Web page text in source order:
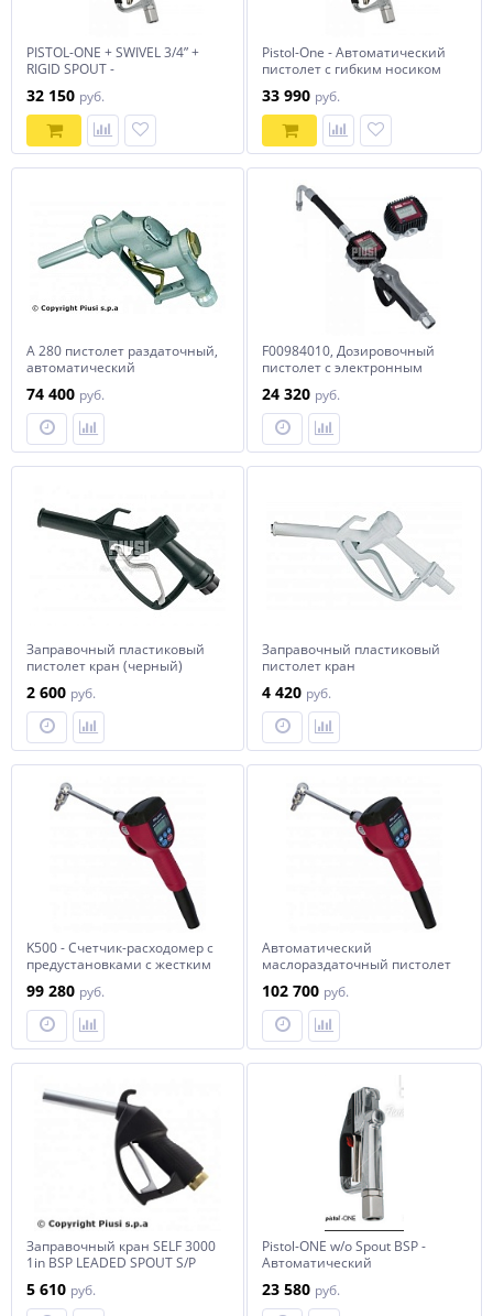
PISTOL-ONE + SWIVEL 3/4” +
RIGID SPOUT -
для масла (жесткий носик)
32 150 руб.
Pistol-One - Автоматический
пистолет с гибким носиком
33 990 руб.
A 280 пистолет раздаточный,
автоматический
74 400 руб.
F00984010, Дозировочный
пистолет с электронным
ожлаждающей жидкости, с
гиб
24 320 руб.
Заправочный пластиковый
пистолет кран (черный)
2 600 руб.
Заправочный пластиковый
пистолет кран
4 420 руб.
K500 - Счетчик-расходомер с
предустановками c жестким
99 280 руб.
Автоматический
маслораздаточный пистолет
102 700 руб.
Заправочный кран SELF 3000
1in BSP LEADED SPOUT S/P
5 610 руб.
Pistol-ONE w/o Spout BSP -
Автоматический
насадки
23 580 руб.